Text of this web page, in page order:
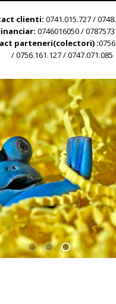
clienti: 0741.015.727 /
0746016050 /
parteneri(colectori) :
/ 0756.161.127 / 0747.071.085